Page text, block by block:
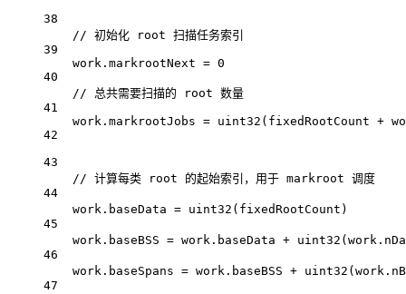
38
// 初始化 root 扫描任务索引
39
work.markrootNext = 0
40
// 总共需要扫描的 root 数量
41
work.markrootJobs = uint32 (fixedRootCount +
42
43
// 计算每类 root 的起始索引，用于 markroot 调度
44
work.baseData = uint32
45
work.baseBSS = work.baseData + uint32
46
work.baseSpans = work.baseBSS + uint32
47